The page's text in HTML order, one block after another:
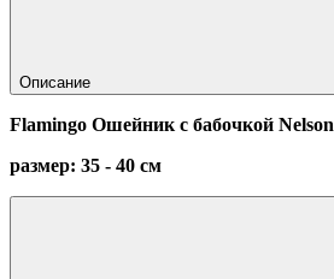
Описание
Flamingo Ошейник с бабочкой Nelson
размер: 35 - 40 см